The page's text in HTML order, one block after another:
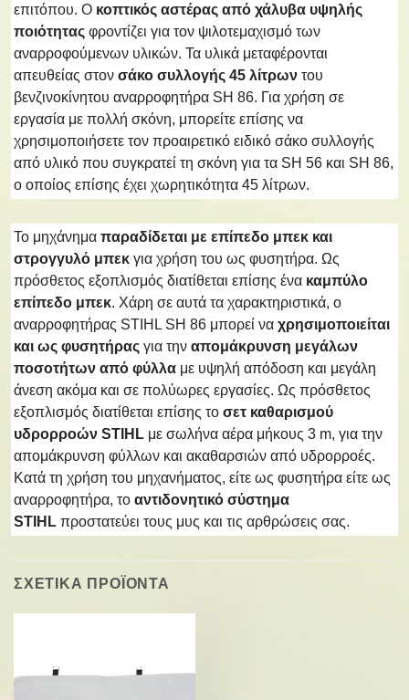
επιτόπου. Ο κοπτικός αστέρας από χάλυβα υψηλής
ποιότητας φροντίζει για τον ψιλοτεμαχισμό των
αναρροφούμενων υλικών. Τα υλικά μεταφέρονται
απευθείας στον σάκο συλλογής 45 λίτρων του
βενζινοκίνητου αναρροφητήρα SH 86. Για χρήση σε
εργασία με πολλή σκόνη, μπορείτε επίσης να
χρησιμοποιήσετε τον προαιρετικό ειδικό σάκο συλλογής
από υλικό που συγκρατεί τη σκόνη για τα SH 56 και SH 86,
ο οποίος επίσης έχει χωρητικότητα 45 λίτρων.
Το μηχάνημα παραδίδεται με επίπεδο μπεκ και
στρογγυλό μπεκ για χρήση του ως φυσητήρα. Ως
πρόσθετος εξοπλισμός διατίθεται επίσης ένα καμπύλο
επίπεδο μπεκ. Χάρη σε αυτά τα χαρακτηριστικά, ο
αναρροφητήρας STIHL SH 86 μπορεί να χρησιμοποιείται
και ως φυσητήρας για την απομάκρυνση μεγάλων
ποσοτήτων από φύλλα με υψηλή απόδοση και μεγάλη
άνεση ακόμα και σε πολύωρες εργασίες. Ως πρόσθετος
εξοπλισμός διατίθεται επίσης το σετ καθαρισμού
υδρορροών STIHL με σωλήνα αέρα μήκους 3 m, για την
απομάκρυνση φύλλων και ακαθαρσιών από υδρορροές.
Κατά τη χρήση του μηχανήματος, είτε ως φυσητήρα είτε ως
αναρροφητήρα, το αντιδονητικό σύστημα
STIHL προστατεύει τους μυς και τις αρθρώσεις σας.
ΣΧΕΤΙΚΑ ΠΡΟΪΟΝΤΑ